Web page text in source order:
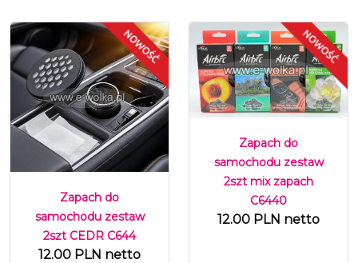
Zapach do
samochodu zestaw
2szt CEDR C644
12.00 PLN netto
Zapach do
samochodu zestaw
2szt mix zapach
C6440
12.00 PLN netto